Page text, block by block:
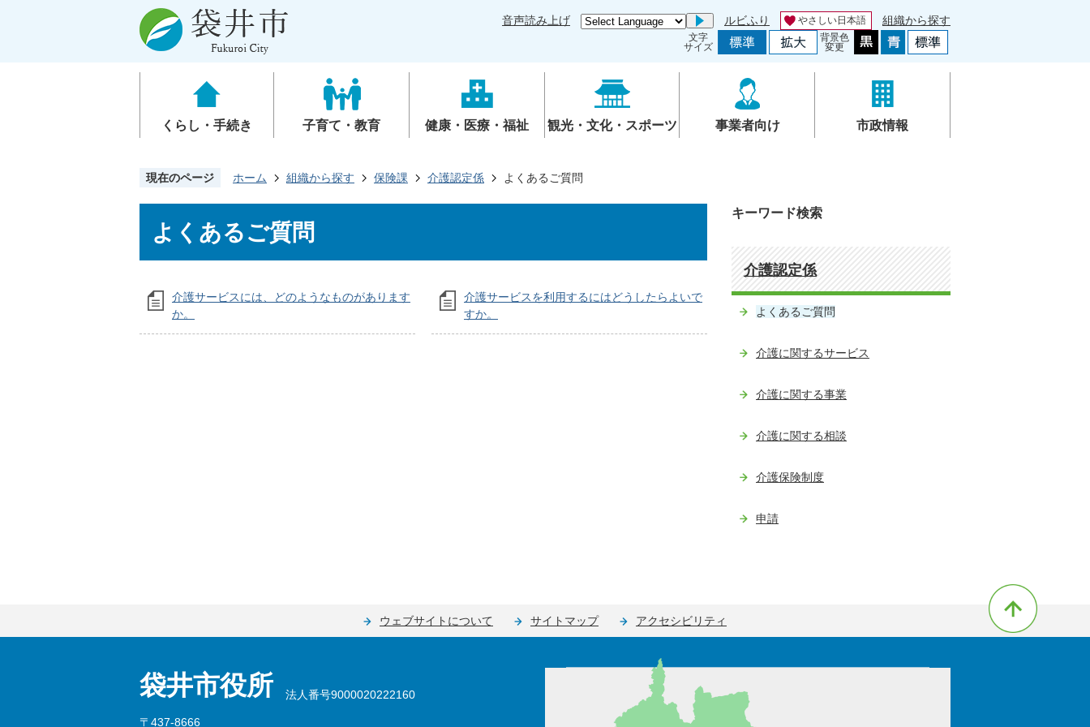
音声読み上げ Go ルビふり やさしい日本語 組織から探す
文字
サイズ
背景色
変更
くらし・手続き 子育て・教育 健康・医療・福祉 観光・文化・スポーツ 事業者向け 市政情報
現在のページ ホーム 組織から探す 保険課 介護認定係 よくあるご質問
よくあるご質問
介護サービスには、どのようなものがあります
か。
介護サービスを利用するにはどうしたらよいで
すか。
キーワード検索
介護認定係
よくあるご質問
介護に関するサービス
介護に関する事業
介護に関する相談
介護保険制度
申請
ウェブサイトについて サイトマップ アクセシビリティ
袋井市役所 法人番号9000020222160
〒437-8666